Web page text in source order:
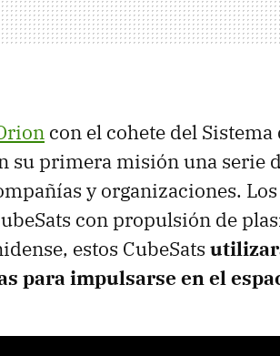
con el cohete del
su primera misión una serie
y organizaciones.
con propulsión de
estos CubeSats
para impulsarse en el